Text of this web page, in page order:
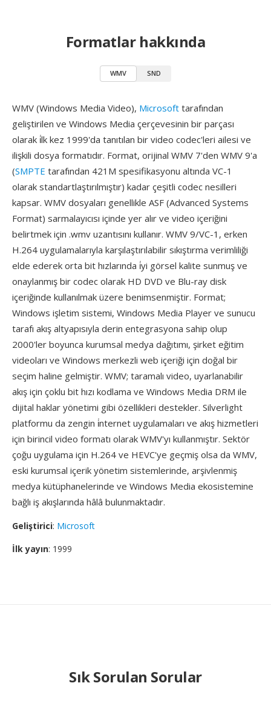
Formatlar hakkında
WMV SND
WMV (Windows Media Video), Microsoft tarafından
geliştirilen ve Windows Media çerçevesinin bir parçası
olarak i̇lk kez 1999'da tanıtılan bir video codec'leri ailesi ve
ilişkili dosya formatıdır. Format, orijinal WMV 7'den WMV 9'a
(SMPTE tarafından 421M spesifikasyonu altında VC-1
olarak standartlaştırılmıştır) kadar çeşitli codec nesilleri
kapsar. WMV dosyaları genellikle ASF (Advanced Systems
Format) sarmalayıcısı içinde yer alır ve video içeriğini
belirtmek için .wmv uzantısını kullanır. WMV 9/VC-1, erken
H.264 uygulamalarıyla karşılaştırılabilir sıkıştırma verimliliği
elde ederek orta bit hızlarında i̇yi görsel kalite sunmuş ve
onaylanmış bir codec olarak HD DVD ve Blu-ray disk
içeriğinde kullanılmak üzere benimsenmiştir. Format;
Windows işletim sistemi, Windows Media Player ve sunucu
tarafı akış altyapısıyla derin entegrasyona sahip olup
2000'ler boyunca kurumsal medya dağıtımı, şirket eğitim
videoları ve Windows merkezli web içeriği için doğal bir
seçim haline gelmiştir. WMV; taramalı video, uyarlanabilir
akış için çoklu bit hızı kodlama ve Windows Media DRM ile
dijital haklar yönetimi gibi özellikleri destekler. Silverlight
platformu da zengin i̇nternet uygulamaları ve akış hizmetleri
için birincil video formatı olarak WMV'yı kullanmıştır. Sektör
çoğu uygulama için H.264 ve HEVC'ye geçmiş olsa da WMV,
eski kurumsal içerik yönetim sistemlerinde, arşivlenmiş
medya kütüphanelerinde ve Windows Media ekosistemine
bağlı iş akışlarında hâlâ bulunmaktadır.
Geliştirici: Microsoft
İlk yayın: 1999
Sık Sorulan Sorular